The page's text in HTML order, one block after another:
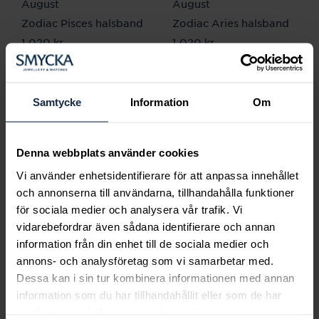
Samtycke Information Om
Denna webbplats använder cookies
Vi använder enhetsidentifierare för att anpassa innehållet
och annonserna till användarna, tillhandahålla funktioner
för sociala medier och analysera vår trafik. Vi
vidarebefordrar även sådana identifierare och annan
information från din enhet till de sociala medier och
annons- och analysföretag som vi samarbetar med.
Dessa kan i sin tur kombinera informationen med annan
information som du har tillhandahållit eller som de har
August
Zodiac Pisces halsband
Pris:1 020 kr
1 020 kr
August
Zodiac Aries halsband
Pris:1 020 kr
1 020 kr
August
Zodiac Taurus halsband
August
Zodiac Gemini
Pris: 1 020 kr
1 020 kr